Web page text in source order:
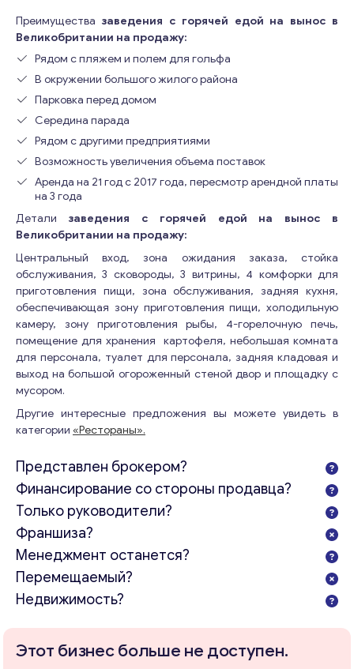
Преимущества заведения с горячей едой на вынос в
Великобритании на продажу:
Рядом с пляжем и полем для гольфа
В окружении большого жилого района
Парковка перед домом
Середина парада
Рядом с другими предприятиями
Возможность увеличения объема поставок
Аренда на 21 год с 2017 года, пересмотр арендной платы
на 3 года
Детали заведения с горячей едой на вынос в
Великобритании на продажу:
Центральный вход, зона ожидания заказа, стойка
обслуживания, 3 сковороды, 3 витрины, 4 комфорки для
приготовления пищи, зона обслуживания, задняя кухня,
обеспечивающая зону приготовления пищи, холодильную
камеру, зону приготовления рыбы, 4-горелочную печь,
помещение для хранения картофеля, небольшая комната
для персонала, туалет для персонала, задняя кладовая и
выход на большой огороженный стеной двор и площадку с
мусором.
Другие интересные предложения вы можете увидеть в
категории «Рестораны».
Представлен брокером?
Финансирование со стороны продавца?
Только руководители?
Франшиза?
Менеджмент останется?
Перемещаемый?
Недвижимость?
Этот бизнес больше не доступен.